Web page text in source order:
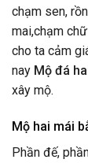
chạm sen,
mai,chạm
cho ta cảm
nay Mộ đá
xây mộ.
Mộ hai mái
Phần đế,